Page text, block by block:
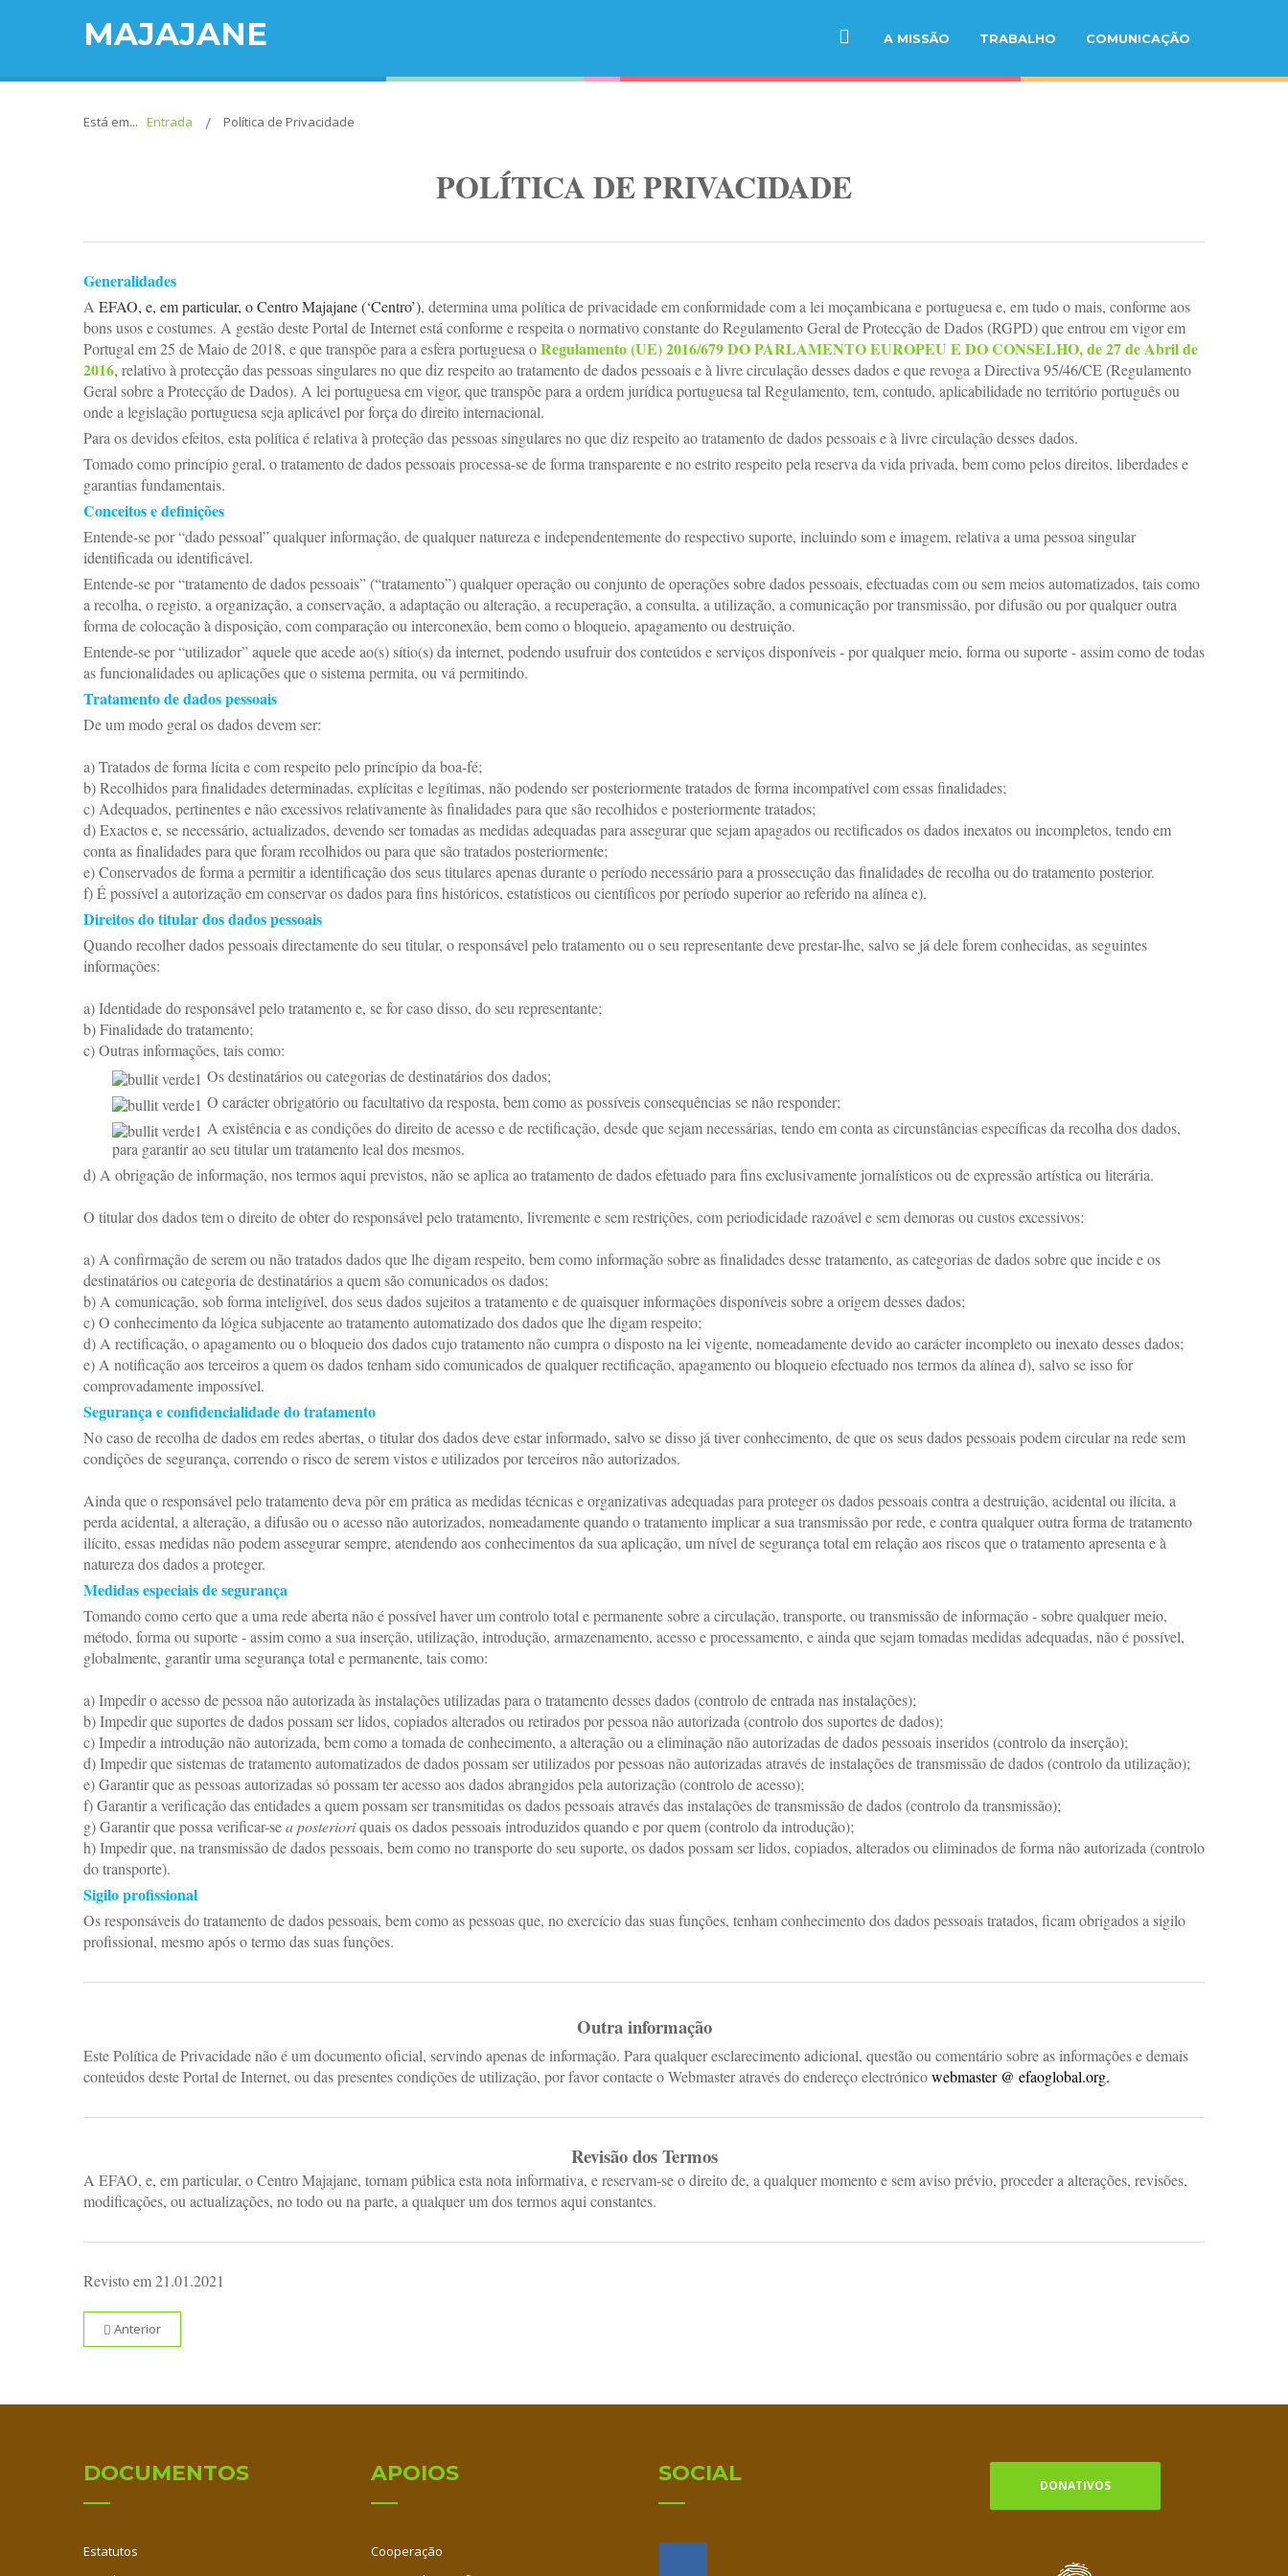
MAJAJANE A MISSÃO TRABALHO COMUNICAÇÃO
Está em... Entrada Política de Privacidade
POLÍTICA DE PRIVACIDADE
Generalidades
A EFAO, e, em particular, o Centro Majajane (‘Centro’), determina uma política de privacidade em conformidade com a lei moçambicana e portuguesa e, em tudo o mais, conforme aos
bons usos e costumes. A gestão deste Portal de Internet está conforme e respeita o normativo constante do Regulamento Geral de Protecção de Dados (RGPD) que entrou em vigor em
Portugal em 25 de Maio de 2018, e que transpõe para a esfera portuguesa oRegulamento (UE) 2016/679 DO PARLAMENTO EUROPEU E DO CONSELHO, de 27 de Abril de
2016, relativo à protecção das pessoas singulares no que diz respeito ao tratamento de dados pessoais e à livre circulação desses dados e que revoga a Directiva 95/46/CE (Regulamento
Geral sobre a Protecção de Dados). A lei portuguesa em vigor, que transpõe para a ordem jurídica portuguesa tal Regulamento, tem, contudo, aplicabilidade no território português ou
onde a legislação portuguesa seja aplicável por força do direito internacional.
Para os devidos efeitos, esta política é relativa à proteção das pessoas singulares no que diz respeito ao tratamento de dados pessoais e à livre circulação desses dados.
Tomado como princípio geral, o tratamento de dados pessoais processa-se de forma transparente e no estrito respeito pela reserva da vida privada, bem como pelos direitos, liberdades e
garantias fundamentais.
Conceitos e definições
Entende-se por “dado pessoal” qualquer informação, de qualquer natureza e independentemente do respectivo suporte, incluindo som e imagem, relativa a uma pessoa singular
identificada ou identificável.
Entende-se por “tratamento de dados pessoais” (“tratamento”) qualquer operação ou conjunto de operações sobre dados pessoais, efectuadas com ou sem meios automatizados, tais como
a recolha, o registo, a organização, a conservação, a adaptação ou alteração, a recuperação, a consulta, a utilização, a comunicação por transmissão, por difusão ou por qualquer outra
forma de colocação à disposição, com comparação ou interconexão, bem como o bloqueio, apagamento ou destruição.
Entende-se por “utilizador” aquele que acede ao(s) sítio(s) da internet, podendo usufruir dos conteúdos e serviços disponíveis - por qualquer meio, forma ou suporte - assim como de todas
as funcionalidades ou aplicações que o sistema permita, ou vá permitindo.
Tratamento de dados pessoais
De um modo geral os dados devem ser:
a) Tratados de forma lícita e com respeito pelo princípio da boa-fé;
b) Recolhidos para finalidades determinadas, explícitas e legítimas, não podendo ser posteriormente tratados de forma incompatível com essas finalidades;
c) Adequados, pertinentes e não excessivos relativamente às finalidades para que são recolhidos e posteriormente tratados;
d) Exactos e, se necessário, actualizados, devendo ser tomadas as medidas adequadas para assegurar que sejam apagados ou rectificados os dados inexatos ou incompletos, tendo em
conta as finalidades para que foram recolhidos ou para que são tratados posteriormente;
e) Conservados de forma a permitir a identificação dos seus titulares apenas durante o período necessário para a prossecução das finalidades de recolha ou do tratamento posterior.
f) É possível a autorização em conservar os dados para fins históricos, estatísticos ou científicos por período superior ao referido na alínea e).
Direitos do titular dos dados pessoais
Quando recolher dados pessoais directamente do seu titular, o responsável pelo tratamento ou o seu representante deve prestar-lhe, salvo se já dele forem conhecidas, as seguintes
informações:
a) Identidade do responsável pelo tratamento e, se for caso disso, do seu representante;
b) Finalidade do tratamento;
c) Outras informações, tais como:
Os destinatários ou categorias de destinatários dos dados;
O carácter obrigatório ou facultativo da resposta, bem como as possíveis consequências se não responder;
A existência e as condições do direito de acesso e de rectificação, desde que sejam necessárias, tendo em conta as circunstâncias específicas da recolha dos dados,
para garantir ao seu titular um tratamento leal dos mesmos.
d) A obrigação de informação, nos termos aqui previstos, não se aplica ao tratamento de dados efetuado para fins exclusivamente jornalísticos ou de expressão artística ou literária.
O titular dos dados tem o direito de obter do responsável pelo tratamento, livremente e sem restrições, com periodicidade razoável e sem demoras ou custos excessivos:
a) A confirmação de serem ou não tratados dados que lhe digam respeito, bem como informação sobre as finalidades desse tratamento, as categorias de dados sobre que incide e os
destinatários ou categoria de destinatários a quem são comunicados os dados;
b) A comunicação, sob forma inteligível, dos seus dados sujeitos a tratamento e de quaisquer informações disponíveis sobre a origem desses dados;
c) O conhecimento da lógica subjacente ao tratamento automatizado dos dados que lhe digam respeito;
d) A rectificação, o apagamento ou o bloqueio dos dados cujo tratamento não cumpra o disposto na lei vigente, nomeadamente devido ao carácter incompleto ou inexato desses dados;
e) A notificação aos terceiros a quem os dados tenham sido comunicados de qualquer rectificação, apagamento ou bloqueio efectuado nos termos da alínea d), salvo se isso for
comprovadamente impossível.
Segurança e confidencialidade do tratamento
No caso de recolha de dados em redes abertas, o titular dos dados deve estar informado, salvo se disso já tiver conhecimento, de que os seus dados pessoais podem circular na rede sem
condições de segurança, correndo o risco de serem vistos e utilizados por terceiros não autorizados.
Ainda que o responsável pelo tratamento deva pôr em prática as medidas técnicas e organizativas adequadas para proteger os dados pessoais contra a destruição, acidental ou ilícita, a
perda acidental, a alteração, a difusão ou o acesso não autorizados, nomeadamente quando o tratamento implicar a sua transmissão por rede, e contra qualquer outra forma de tratamento
ilícito, essas medidas não podem assegurar sempre, atendendo aos conhecimentos da sua aplicação, um nível de segurança total em relação aos riscos que o tratamento apresenta e à
natureza dos dados a proteger.
Medidas especiais de segurança
Tomando como certo que a uma rede aberta não é possível haver um controlo total e permanente sobre a circulação, transporte, ou transmissão de informação - sobre qualquer meio,
método, forma ou suporte - assim como a sua inserção, utilização, introdução, armazenamento, acesso e processamento, e ainda que sejam tomadas medidas adequadas, não é possível,
globalmente, garantir uma segurança total e permanente, tais como:
a) Impedir o acesso de pessoa não autorizada às instalações utilizadas para o tratamento desses dados (controlo de entrada nas instalações);
b) Impedir que suportes de dados possam ser lidos, copiados alterados ou retirados por pessoa não autorizada (controlo dos suportes de dados);
c) Impedir a introdução não autorizada, bem como a tomada de conhecimento, a alteração ou a eliminação não autorizadas de dados pessoais inseridos (controlo da inserção);
d) Impedir que sistemas de tratamento automatizados de dados possam ser utilizados por pessoas não autorizadas através de instalações de transmissão de dados (controlo da utilização);
e) Garantir que as pessoas autorizadas só possam ter acesso aos dados abrangidos pela autorização (controlo de acesso);
f) Garantir a verificação das entidades a quem possam ser transmitidas os dados pessoais através das instalações de transmissão de dados (controlo da transmissão);
g) Garantir que possa verificar-sea posterioriquais os dados pessoais introduzidos quando e por quem (controlo da introdução);
h) Impedir que, na transmissão de dados pessoais, bem como no transporte do seu suporte, os dados possam ser lidos, copiados, alterados ou eliminados de forma não autorizada (controlo
do transporte).
Sigilo profissional
Os responsáveis do tratamento de dados pessoais, bem como as pessoas que, no exercício das suas funções, tenham conhecimento dos dados pessoais tratados, ficam obrigados a sigilo
profissional, mesmo após o termo das suas funções.
Outra informação
Este Política de Privacidade não é um documento oficial, servindo apenas de informação. Para qualquer esclarecimento adicional, questão ou comentário sobre as informações e demais
conteúdos deste Portal de Internet, ou das presentes condições de utilização, por favor contacte o Webmaster através do endereço electrónicowebmaster @ efaoglobal.org.
Revisão dos Termos
A EFAO, e, em particular, o Centro Majajane, tornam pública esta nota informativa, e reservam-se o direito de, a qualquer momento e sem aviso prévio, proceder a alterações, revisões,
modificações, ou actualizações, no todo ou na parte, a qualquer um dos termos aqui constantes.
Revisto em 21.01.2021
Anterior
DOCUMENTOS
Estatutos
APOIOS
Cooperação
SOCIAL DONATIVOS